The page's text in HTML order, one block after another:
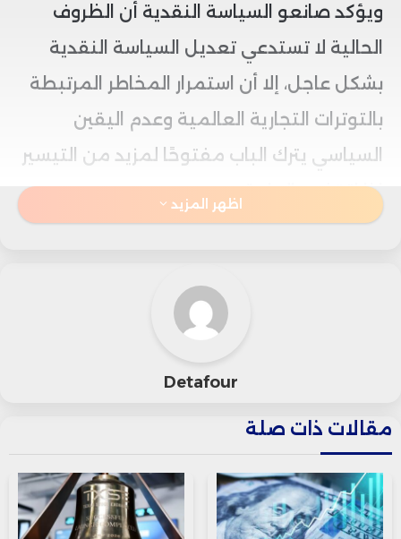
ويؤكد صانعو السياسة النقدية أن الظروف
الحالية لا تستدعي تعديل السياسة النقدية
بشكل عاجل، إلا أن استمرار المخاطر المرتبطة
بالتوترات التجارية العالمية وعدم اليقين
السياسي يترك الباب مفتوحًا لمزيد من التيسير
إذا اقتضت الحاجة.
لاغارد نبرة حذرة خلال المؤتمر الصحفي الذي
يلي إعلان القرار، حيث ستشير إلى أن التضخم
على المخاطر المحتملة، لا سيما في حال تراجع
الطلب العالمي أو تصاعد التوترات
ويعيد الضغوط على الأسعار.
اظهر المزيد
Detafour
مقالات ذات صلة